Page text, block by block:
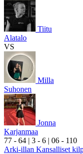
Tiitu
Alatalo
VS
Milla
Suhonen
Jonna
Karjanmaa
77 - 64 | 3 - 6 | 06 - 110
Arki-illan Kansalliset